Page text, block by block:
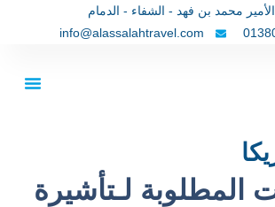
محمد بن فهد - الشفاء - الدمام
info@alassalahtravel.com
المطلوبة لـتأشيرة